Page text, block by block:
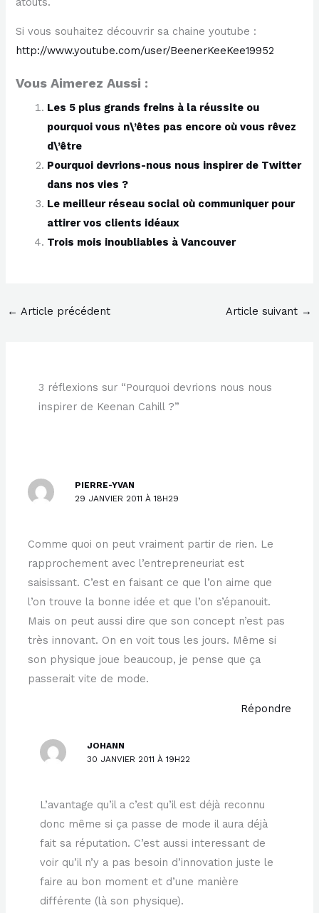
Si vous souhaitez découvrir sa chaine youtube :
http://www.youtube.com/user/BeenerKeeKee19952
Vous Aimerez Aussi :
Les 5 plus grands freins à la réussite ou
pourquoi vous n\’êtes pas encore où vous rêvez
d\’être
Pourquoi devrions-nous nous inspirer de Twitter
dans nos vies ?
Le meilleur réseau social où communiquer pour
attirer vos clients idéaux
Trois mois inoubliables à Vancouver
← Article précédent Article suivant →
3 réflexions sur “Pourquoi devrions nous nous
inspirer de Keenan Cahill ?”
PIERRE-YVAN
29 JANVIER 2011 À 18H29
Comme quoi on peut vraiment partir de rien. Le
rapprochement avec l’entrepreneuriat est
saisissant. C’est en faisant ce que l’on aime que
l’on trouve la bonne idée et que l’on s’épanouit.
Mais on peut aussi dire que son concept n’est pas
très innovant. On en voit tous les jours. Même si
son physique joue beaucoup, je pense que ça
passerait vite de mode.
Répondre
JOHANN
30 JANVIER 2011 À 19H22
L’avantage qu’il a c’est qu’il est déjà reconnu
donc même si ça passe de mode il aura déjà
fait sa réputation. C’est aussi interessant de
voir qu’il n’y a pas besoin d’innovation juste le
faire au bon moment et d’une manière
différente (là son physique).